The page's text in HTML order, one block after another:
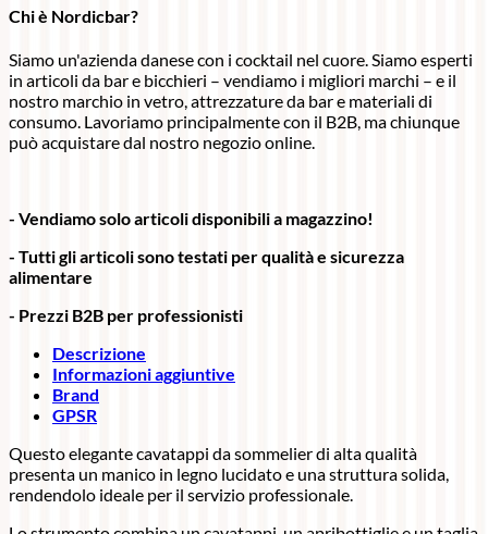
Chi è Nordicbar?
Siamo un'azienda danese con i cocktail nel cuore. Siamo esperti
in articoli da bar e bicchieri – vendiamo i migliori marchi – e il
nostro marchio in vetro, attrezzature da bar e materiali di
consumo. Lavoriamo principalmente con il B2B, ma chiunque
può acquistare dal nostro negozio online.
- Vendiamo solo articoli disponibili a magazzino!
- Tutti gli articoli sono testati per qualità e sicurezza
alimentare
- Prezzi B2B per professionisti
Descrizione
Informazioni aggiuntive
Brand
GPSR
Questo elegante cavatappi da sommelier di alta qualità
presenta un manico in legno lucidato e una struttura solida,
rendendolo ideale per il servizio professionale.